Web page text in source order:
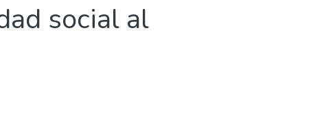
social al